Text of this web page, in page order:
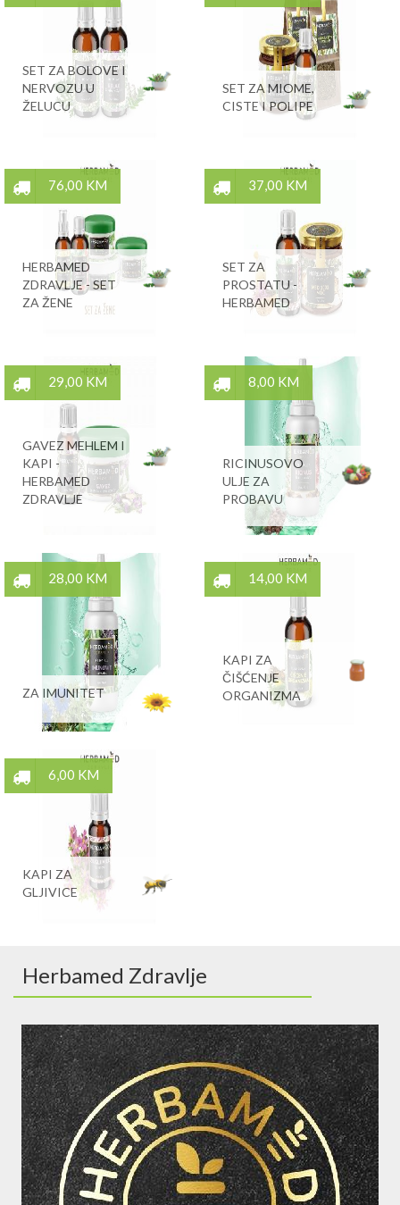
SET ZA BOLOVE I
NERVOZU U
ŽELUCU
SET ZA MIOME,
CISTE I POLIPE
76,00 KM
HERBAMED
ZDRAVLJE - SET
ZA ŽENE
37,00 KM
SET ZA
PROSTATU -
HERBAMED
29,00 KM
GAVEZ MEHLEM I
KAPI -
HERBAMED
ZDRAVLJE
8,00 KM
RICINUSOVO
ULJE ZA
PROBAVU
28,00 KM
ZA IMUNITET
14,00 KM
KAPI ZA
ČIŠĆENJE
ORGANIZMA
6,00 KM
KAPI ZA
GLJIVICE
Herbamed Zdravlje